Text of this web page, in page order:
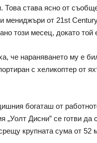
Това става ясно от
мениджъри от 21st
този месец, докато той
че нараняването му е
с хеликоптер от
богаташ от
„Уолт Дисни” се готви да
крупната сума от 52